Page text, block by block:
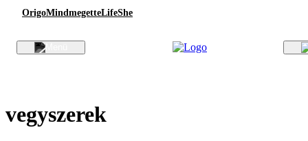
OrigoMindmegetteLifeShe
vegyszerek